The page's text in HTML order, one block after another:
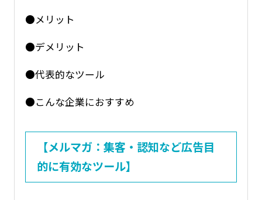
●メリット
●デメリット
●代表的なツール
●こんな企業におすすめ
【メルマガ：集客・認知など広告目
的に有効なツール】